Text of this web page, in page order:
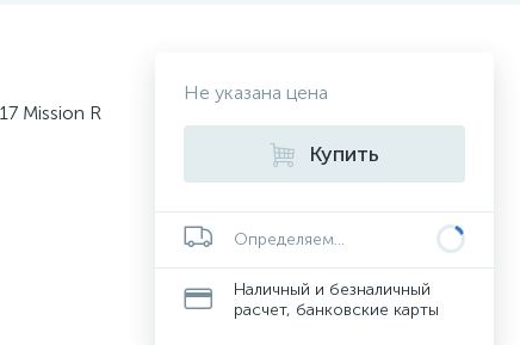
Mission R
Не указана цена
Купить
Определяем...
Наличный и безналичный
расчет, банковские карты